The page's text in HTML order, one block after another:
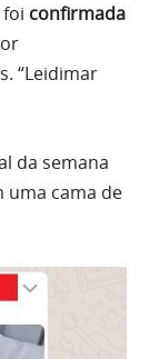
confirmada
“Leidimar
da semana
uma cama de